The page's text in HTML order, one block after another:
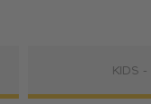
KIDS -